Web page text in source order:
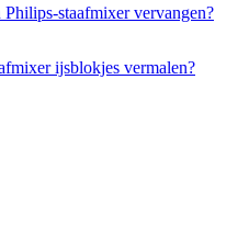
staafmixer vervangen?
ijsblokjes vermalen?